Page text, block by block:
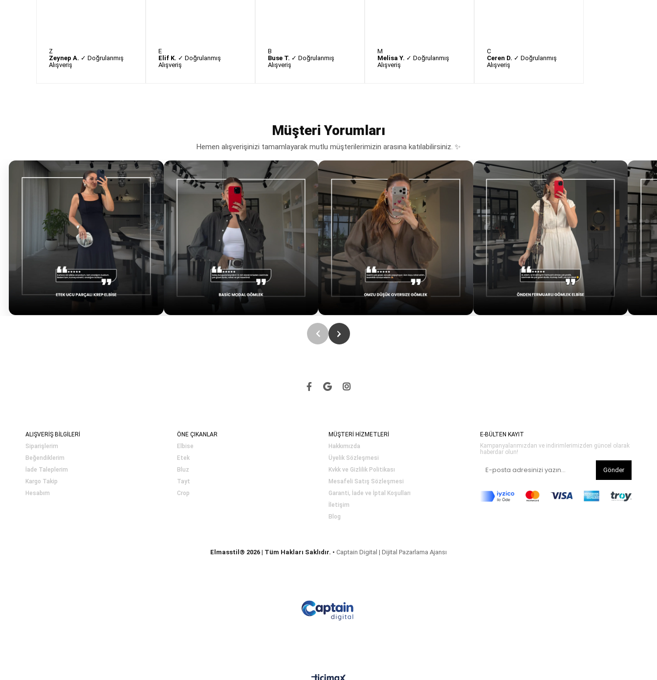
Z
Zeynep A. ✓ Doğrulanmış
Alışveriş
E
Elif K. ✓ Doğrulanmış
Alışveriş
B
Buse T. ✓ Doğrulanmış
Alışveriş
M
Melisa Y. ✓ Doğrulanmış
Alışveriş
C
Ceren D. ✓ Doğrulanmış
Alışveriş
Müşteri Yorumları
Hemen alışverişinizi tamamlayarak mutlu müşterilerimizin arasına katılabilirsiniz. ✨
ALIŞVERİŞ BİLGİLERİ
Siparişlerim
Beğendiklerim
İade Taleplerim
Kargo Takip
Hesabım
ÖNE ÇIKANLAR
Elbise
Etek
Bluz
Tayt
Crop
MÜŞTERİ HİZMETLERİ
Hakkımızda
Üyelik Sözleşmesi
Kvkk ve Gizlilik Politikası
Mesafeli Satış Sözleşmesi
Garanti, İade ve İptal Koşulları
İletişim
Blog
E-BÜLTEN KAYIT
Kampanyalarımızdan ve indirimlerimizden güncel olarak
haberdar olun!
Gönder
Elmasstil® 2026 | Tüm Hakları Saklıdır. • Captain Digital | Dijital Pazarlama Ajansı